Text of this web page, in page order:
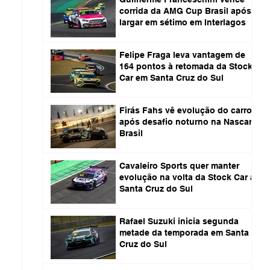
corrida da AMG Cup Brasil após
largar em sétimo em Interlagos
Felipe Fraga leva vantagem de
164 pontos à retomada da Stock
Car em Santa Cruz do Sul
Firás Fahs vê evolução do carro
após desafio noturno na Nascar
Brasil
Cavaleiro Sports quer manter
evolução na volta da Stock Car a
Santa Cruz do Sul
Rafael Suzuki inicia segunda
metade da temporada em Santa
Cruz do Sul